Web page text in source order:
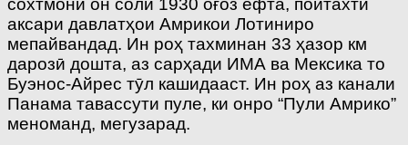
сохтмони он соли 1930 оғоз ёфта, пойтахти
аксари давлатҳои Амрикои Лотиниро
мепайвандад. Ин роҳ тахминан 33 ҳазор км
дарозӣ дошта, аз сарҳади ИМА ва Мексика то
Буэнос-Айрес тӯл кашидааст. Ин роҳ аз канали
Панама тавассути пуле, ки онро “Пули Амрико”
меноманд, мегузарад.